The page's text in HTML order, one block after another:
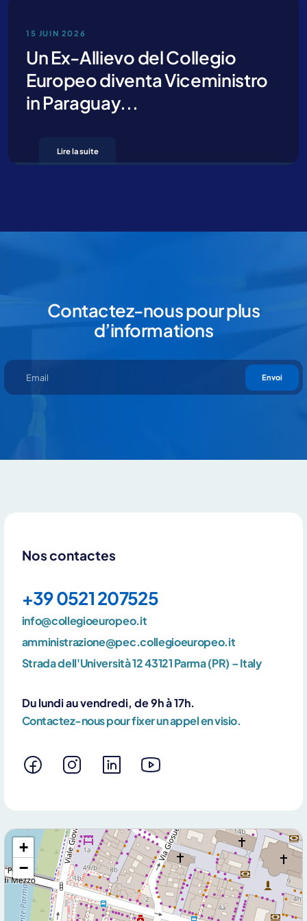
15 JUIN 2026
Un Ex-Allievo del Collegio
Europeo diventa Viceministro
in Paraguay...
Lire la suite
Contactez-nous pour plus
d’informations
Envoi
Nos contactes
+39 0521 207525
info@collegioeuropeo.it
amministrazione@pec.collegioeuropeo.it
Strada dell'Università 12 43121 Parma (PR) – Italy
Du lundi au vendredi, de 9h à 17h.
Contactez-nous pour fixer un appel en visio.
+
−